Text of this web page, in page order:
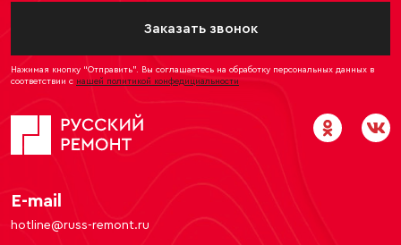
Заказать звонок
Нажимая кнопку “Отправить”. Вы соглашаетесь на обработку персональных данных в
соответствии с нашей политикой конфедициальности
E-mail
hotline@russ-remont.ru